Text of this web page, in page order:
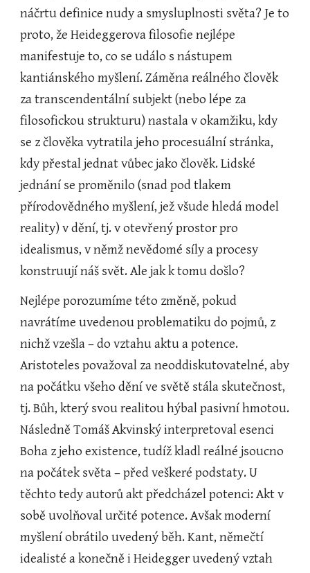
náčrtu definice nudy a smysluplnosti světa? Je to
proto, že Heideggerova filosofie nejlépe
manifestuje to, co se událo s nástupem
kantiánského myšlení. Záměna reálného člověk
za transcendentální subjekt (nebo lépe za
filosofickou strukturu) nastala v okamžiku, kdy
se z člověka vytratila jeho procesuální stránka,
kdy přestal jednat vůbec jako člověk. Lidské
jednání se proměnilo (snad pod tlakem
přírodovědného myšlení, jež všude hledá model
reality) v dění, tj. v otevřený prostor pro
idealismus, v němž nevědomé síly a procesy
konstruují náš svět. Ale jak k tomu došlo?
Nejlépe porozumíme této změně, pokud
navrátíme uvedenou problematiku do pojmů, z
nichž vzešla – do vztahu aktu a potence.
Aristoteles považoval za neoddiskutovatelné, aby
na počátku všeho dění ve světě stála skutečnost,
tj. Bůh, který svou realitou hýbal pasivní hmotou.
Následně Tomáš Akvinský interpretoval esenci
Boha z jeho existence, tudíž kladl reálné jsoucno
na počátek světa – před veškeré podstaty. U
těchto tedy autorů akt předcházel potenci: Akt v
sobě uvolňoval určité potence. Avšak moderní
myšlení obrátilo uvedený běh. Kant, němečtí
idealisté a konečně i Heidegger uvedený vztah